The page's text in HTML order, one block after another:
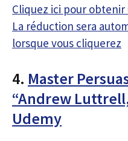
Cliquez ici pour obtenir
La réduction sera
lorsque vous cliquerez
4. Master
“Andrew
Udemy